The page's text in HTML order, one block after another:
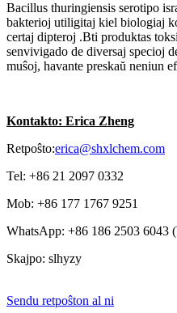
Bacillus thuringiensis serotipo
bakterioj utiligitaj kiel biologiaj
certaj dipteroj .Bti produktas
senvivigado de diversaj specioj
muŝoj, havante preskaŭ neniun
Kontakto: Erica Zheng
Retpoŝto:erica@shxlchem.com
Tel: +86 21 2097 0332
Mob: +86 177 1767 9251
WhatsApp: +86 186 2503 6043
Skajpo: slhyzy
Sendu retpoŝton al ni